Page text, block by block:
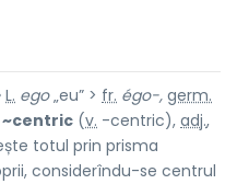
L. ego„eu” > fr. égo-, germ.
~centric (v. -centric), adj.,
totul prin prisma
considerîndu-se centrul